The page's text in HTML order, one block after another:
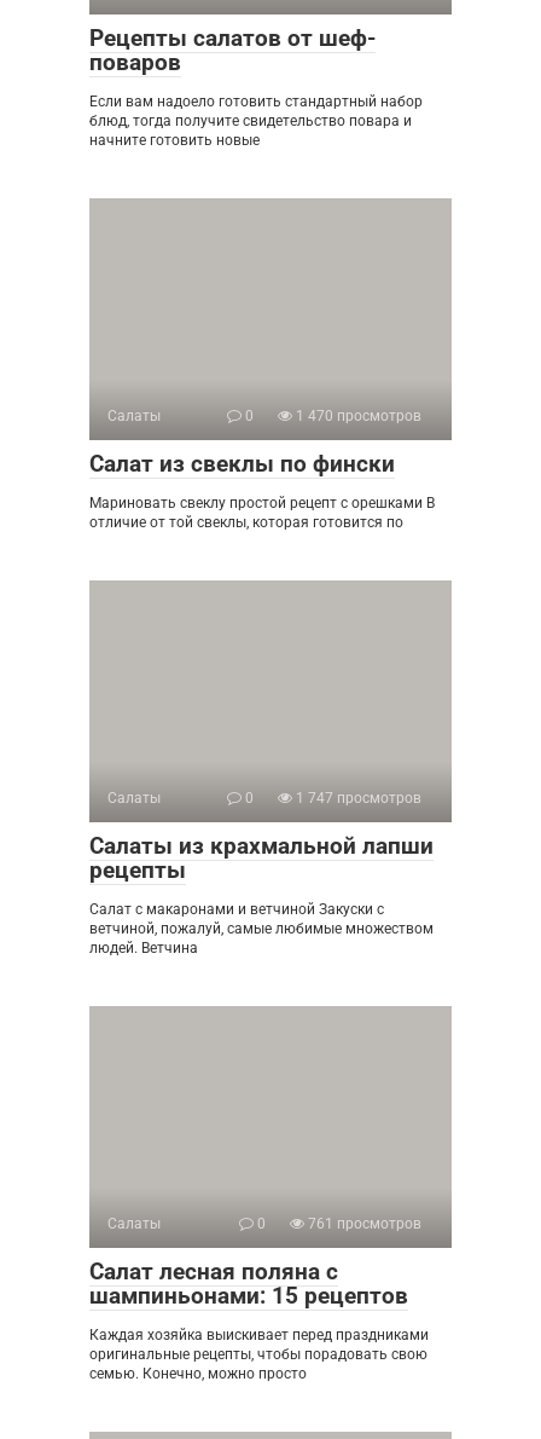
Рецепты салатов от шеф-
поваров
Если вам надоело готовить стандартный набор
блюд, тогда получите свидетельство повара и
начните готовить новые
Салаты 0 1 470 просмотров
Салат из свеклы по фински
Мариновать свеклу простой рецепт с орешками В
отличие от той свеклы, которая готовится по
Салаты 0 1 747 просмотров
Салаты из крахмальной лапши
рецепты
Салат с макаронами и ветчиной Закуски с
ветчиной, пожалуй, самые любимые множеством
людей. Ветчина
Салаты 0 761 просмотров
Салат лесная поляна с
шампиньонами: 15 рецептов
Каждая хозяйка выискивает перед праздниками
оригинальные рецепты, чтобы порадовать свою
семью. Конечно, можно просто